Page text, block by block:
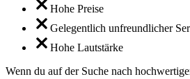
Hohe Preise
Gelegentlich unfreundlicher
Hohe Lautstärke
Wenn du auf der Suche nach